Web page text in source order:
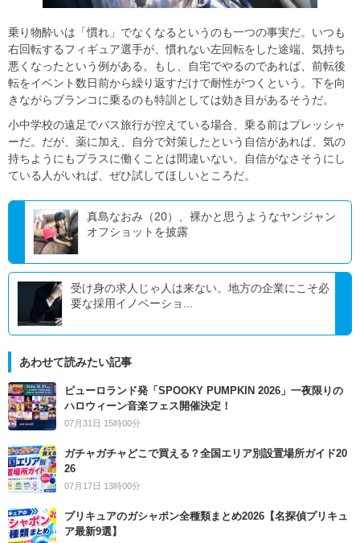
乗り物酔いは「慣れ」でなくなるというのも一つの事実だ。いつも
右回転するフィギュア選手が、慣れない左回転をした途端、気持ち
悪くなったという例がある。もし、自宅でやるのであれば、前転後
転をイベント数日前から繰り返すだけで耐性がつくという。下を向
きながらブランコに乗るのも特訓としては効き目があるそうだ。
小中学校の遠足でバス旅行が控えている場合、乗る前はプレッシャ
ーだ。だが、薬に加え、自分で対策したという自信があれば、気の
持ちようにもプラスに働くことは間違いない。自信がなさそうにし
ている人がいれば、ぜひ試してほしいところだ。
真島なおみ（20）、裸かと思うようなヤンジャン
オフショットを披露
受け身の求人じゃ人は来ない。地方の企業にこそ必
要な採用イノベーショ...
あわせて読みたい記事
ピューロランド発「SPOOKY PUMPKIN 2026」一夜限りの
ハロウィーン音楽フェス開催決定！
07月31日 15時00分
ガチャガチャどこで買える？全国エリア別設置場所ガイド20
26
07月17日 13時00分
プリキュアのガシャポン全種類まとめ2026【名探偵プリキュ
ア最新9選】